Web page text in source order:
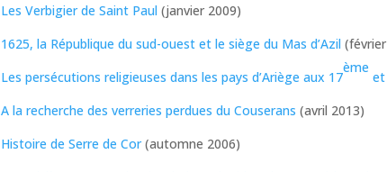
Les Verbigier de Saint Paul (janvier 2009)
1625, la République du sud-ouest et le siège du Mas d’Azil
Les persécutions religieuses dans les pays d’Ariège aux 17
ème
et
A la recherche des verreries perdues du Couserans (avril 2013)
Histoire de Serre de Cor(automne 2006)